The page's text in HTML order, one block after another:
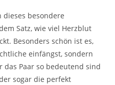
besondere
Satz, wie viel Herzblut
Besonders schön ist es,
einfängst, sondern
Paar so bedeutend sind
sogar die perfekt